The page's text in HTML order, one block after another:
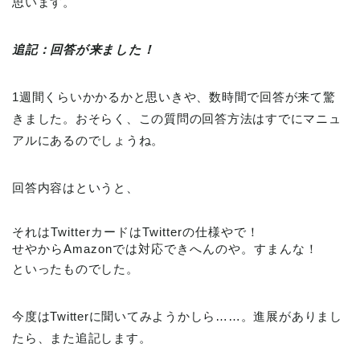
追記：回答が来ました！
1週間くらいかかるかと思いきや、数時間で回答が来て驚
きました。おそらく、この質問の回答方法はすでにマニュ
アルにあるのでしょうね。
回答内容はというと、
それはTwitterカードはTwitterの仕様やで！
せやからAmazonでは対応できへんのや。すまんな！
といったものでした。
今度はTwitterに聞いてみようかしら……。進展がありまし
たら、また追記します。